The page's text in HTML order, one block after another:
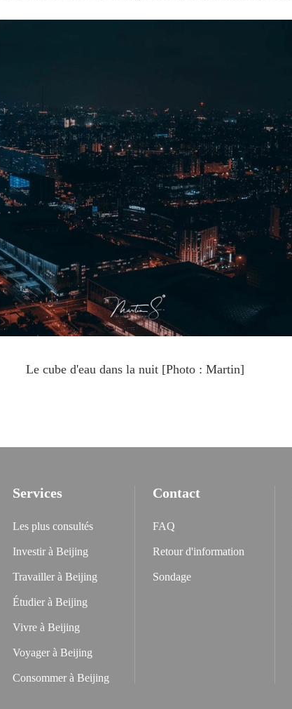
Le cube d'eau dans la nuit [Photo : Martin]
Services
Les plus consultés
Investir à Beijing
Travailler à Beijing
Étudier à Beijing
Vivre à Beijing
Voyager à Beijing
Consommer à Beijing
Contact
FAQ
Retour d'information
Sondage